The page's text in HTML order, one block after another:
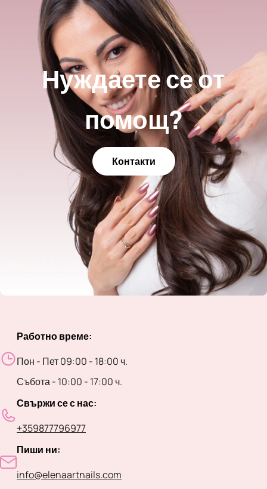
Нуждаете се от
помощ?
Контакти
Работно време:
Пон - Пет 09:00 - 18:00 ч.
Събота - 10:00 - 17:00 ч.
Свържи се с нас:
+359877796977
Пиши ни:
info@elenaartnails.com